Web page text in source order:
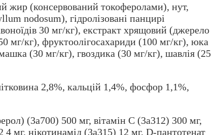
жир (консервований токоферолами), нут,
nodosum), гідролізовані панцирі
30 мг/кг), екстракт хрящовий (джерело
мг/кг), фруктоолігосахариди (100 мг/кг), юка
(30 мг/кг), гвоздика (30 мг/кг), шавлія (25
2,8%, кальцій 1,4%, фосфор 1,1%,
(3a700) 500 мг, вітамін C (3a312) 300 мг,
мг, нікотинамід (3a315) 12 мг, D-пантотенат